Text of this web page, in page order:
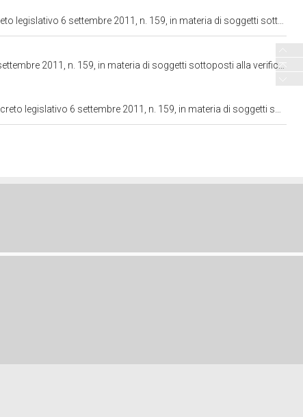
alla verifica antimafia" (approvata dalle Commissioni permanenti 1a e 2a del Senato) (2848)
alla verifica antimafia. C. 2848, approvata dalle Commissioni permanenti 1 e 2 del Senato
alla verifica antimafia. C. 2848, approvata dalle Commissioni permanenti 1 e 2 del Senato